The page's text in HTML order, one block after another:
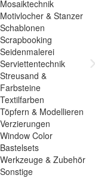
Mosaiktechnik
Motivlocher & Stanzer
Schablonen
Scrapbooking
Seidenmalerei
Serviettentechnik
Streusand &
Farbsteine
Textilfarben
Töpfern & Modellieren
Verzierungen
Window Color
Bastelsets
Werkzeuge & Zubehör
Sonstige